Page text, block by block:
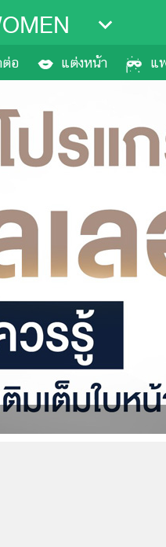
ต่อ แต่งหน้า แ